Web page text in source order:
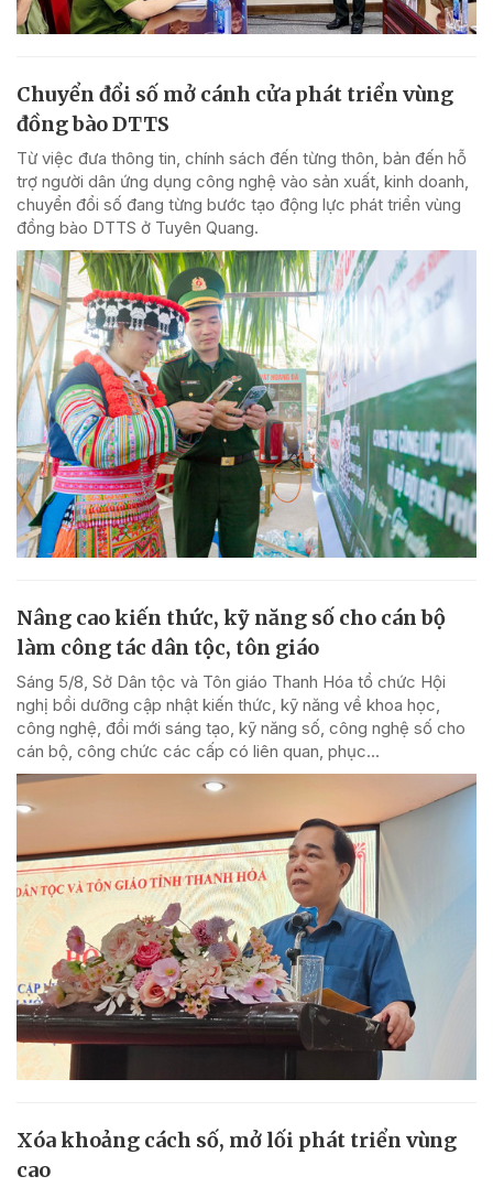
Chuyển đổi số mở cánh cửa phát triển vùng
đồng bào DTTS
Từ việc đưa thông tin, chính sách đến từng thôn, bản đến hỗ
trợ người dân ứng dụng công nghệ vào sản xuất, kinh doanh,
chuyển đổi số đang từng bước tạo động lực phát triển vùng
đồng bào DTTS ở Tuyên Quang.
Nâng cao kiến thức, kỹ năng số cho cán bộ
làm công tác dân tộc, tôn giáo
Sáng 5/8, Sở Dân tộc và Tôn giáo Thanh Hóa tổ chức Hội
nghị bồi dưỡng cập nhật kiến thức, kỹ năng về khoa học,
công nghệ, đổi mới sáng tạo, kỹ năng số, công nghệ số cho
cán bộ, công chức các cấp có liên quan, phục...
Xóa khoảng cách số, mở lối phát triển vùng
cao